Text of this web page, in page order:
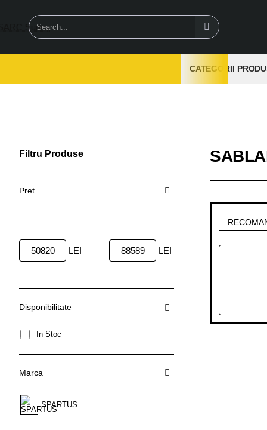
Search...
CATEGORII
Filtru Produse
Pret
LEI LEI
Disponibilitate
In Stoc
Marca
SPARTUS